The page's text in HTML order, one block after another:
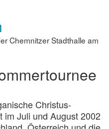
Chemnitzer Stadthalle am
Christus-
im Juli und August 2002